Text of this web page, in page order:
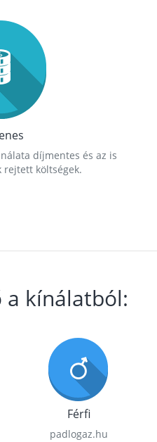
díjmentes és az is
rejtett költségek.
a kínálatból:
Férfi
padlogaz.hu